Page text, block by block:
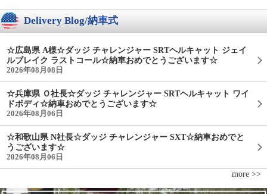
Delivery Blog/納車式
☆広島県 A様☆ダッジ チャレンジャー SRTヘルキャット ジェイ
ルブレイク ラストコール☆納車おめでとうございます☆
2026年08月08日
☆兵庫県 Ｏ社長☆ダッジ チャレンジャー SRTヘルキャット ワイ
ドボディ☆納車おめでとうございます☆
2026年08月06日
☆和歌山県 N社長☆ダッジ チャレンジャー SXT☆納車おめでと
うございます☆
2026年08月06日
more >>